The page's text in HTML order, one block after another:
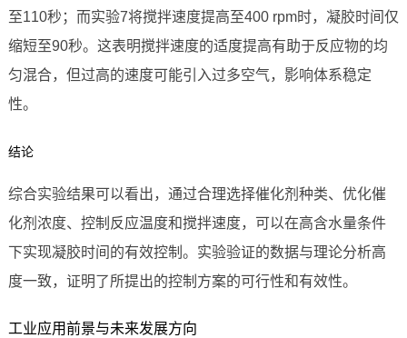
至110秒；而实验7将搅拌速度提高至400 rpm时，凝胶时间仅
缩短至90秒。这表明搅拌速度的适度提高有助于反应物的均
匀混合，但过高的速度可能引入过多空气，影响体系稳定
性。
结论
综合实验结果可以看出，通过合理选择催化剂种类、优化催
化剂浓度、控制反应温度和搅拌速度，可以在高含水量条件
下实现凝胶时间的有效控制。实验验证的数据与理论分析高
度一致，证明了所提出的控制方案的可行性和有效性。
工业应用前景与未来发展方向